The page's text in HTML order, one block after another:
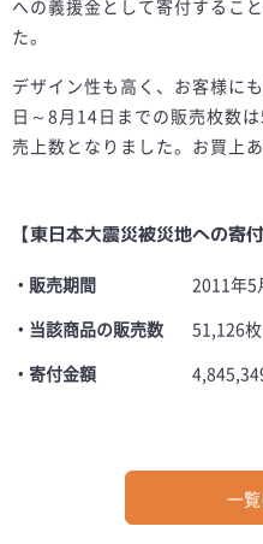
への義援金として寄付するこ
た。
デザイン性も高く、お客様に
日～8月14日までの販売枚数
売上数となりました。お買上
【東日本大震災被災地への寄付
・販売期間
2011年5
・当該商品の販売数
51,126枚
・寄付金額
一